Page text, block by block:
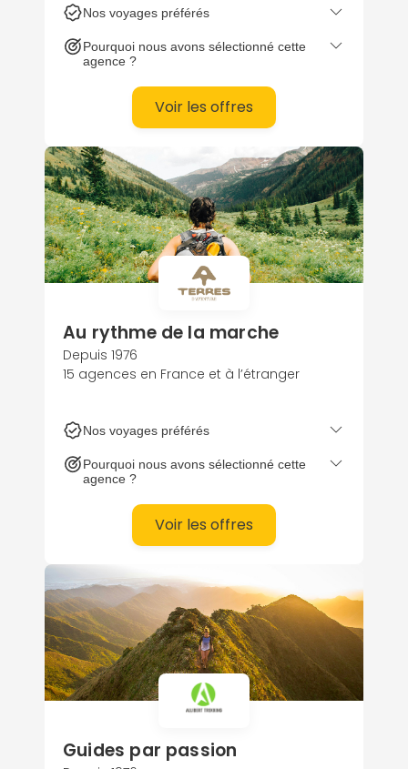
voyage sur mesure qui vous ressemble.
En Allemagne, laissez-vous guider au
cœur de la Haute Forêt-Noire jalonnée
de gasthof allemands, le Rhin ou
préférez la découverte de la Bavière et
des Alpes bavaroises
Nos voyages préférés
Pourquoi nous avons sélectionné cette
agence ?
Voir les offres
Au rythme de la marche
Depuis 1976
15 agences en France et à l’étranger
Nos voyages préférés
Pourquoi nous avons sélectionné cette
agence ?
Voir les offres
Guides par passion